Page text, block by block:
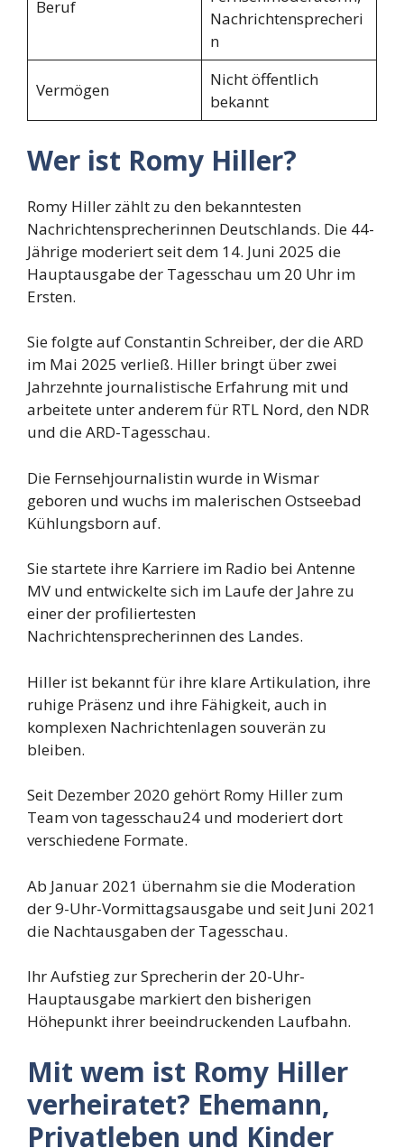
Beruf
Nachrichtensprecheri
n
Vermögen
Nicht öffentlich
bekannt
Wer ist Romy Hiller?
Romy Hiller zählt zu den bekanntesten
Nachrichtensprecherinnen Deutschlands. Die 44-
Jährige moderiert seit dem 14. Juni 2025 die
Hauptausgabe der Tagesschau um 20 Uhr im
Ersten.
Sie folgte auf Constantin Schreiber, der die ARD
im Mai 2025 verließ. Hiller bringt über zwei
Jahrzehnte journalistische Erfahrung mit und
arbeitete unter anderem für RTL Nord, den NDR
und die ARD-Tagesschau.
Die Fernsehjournalistin wurde in Wismar
geboren und wuchs im malerischen Ostseebad
Kühlungsborn auf.
Sie startete ihre Karriere im Radio bei Antenne
MV und entwickelte sich im Laufe der Jahre zu
einer der profiliertesten
Nachrichtensprecherinnen des Landes.
Hiller ist bekannt für ihre klare Artikulation, ihre
ruhige Präsenz und ihre Fähigkeit, auch in
komplexen Nachrichtenlagen souverän zu
bleiben.
Seit Dezember 2020 gehört Romy Hiller zum
Team von tagesschau24 und moderiert dort
verschiedene Formate.
Ab Januar 2021 übernahm sie die Moderation
der 9-Uhr-Vormittagsausgabe und seit Juni 2021
die Nachtausgaben der Tagesschau.
Ihr Aufstieg zur Sprecherin der 20-Uhr-
Hauptausgabe markiert den bisherigen
Höhepunkt ihrer beeindruckenden Laufbahn.
Mit wem ist Romy Hiller
verheiratet? Ehemann,
Privatleben und Kinder